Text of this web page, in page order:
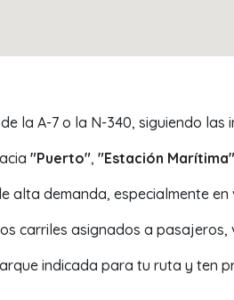
la A-7 o la N-340, siguiendo las
"Puerto", "Estación Marítima"
alta demanda, especialmente
carriles asignados a
indicada para tu ruta y